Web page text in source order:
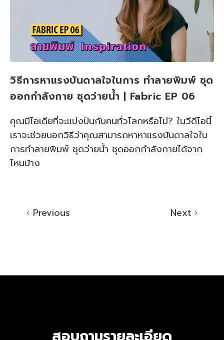
วิธีการหาแรงบันดาลใจในการ ทำลายพิมพ์ ชุด
ออกกำลังกาย ชุดว่ายน้ำ | Fabric EP 06
คุณมีไอเดียที่จะแบ่งปันกับคนทั่วโลกหรือไม่? ในวีดีโอนี้
เราจะช่วยบอกวิธีว่าคุณสามารถหาหาแรงบันดาลใจใน
การทำลายพิมพ์ ชุดว่ายน้ำ ชุดออกกำลังกายได้จาก
ไหนบ้าง
Previous Next